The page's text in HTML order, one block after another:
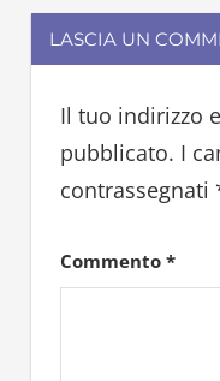
LASCIA UN
Il tuo indirizzo
pubblicato. I
contrassegnati
Commento *